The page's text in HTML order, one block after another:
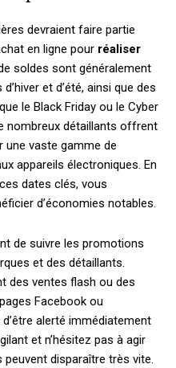
devraient faire partie
en ligne pour réaliser
soldes sont généralement
et d’été, ainsi que des
le Black Friday ou le Cyber
nombreux détaillants offrent
une vaste gamme de
appareils électroniques. En
dates clés, vous
d’économies notables.
de suivre les promotions
et des détaillants.
des ventes flash ou des
Facebook ou
alerté immédiatement
et n’hésitez pas à agir
disparaître très vite.